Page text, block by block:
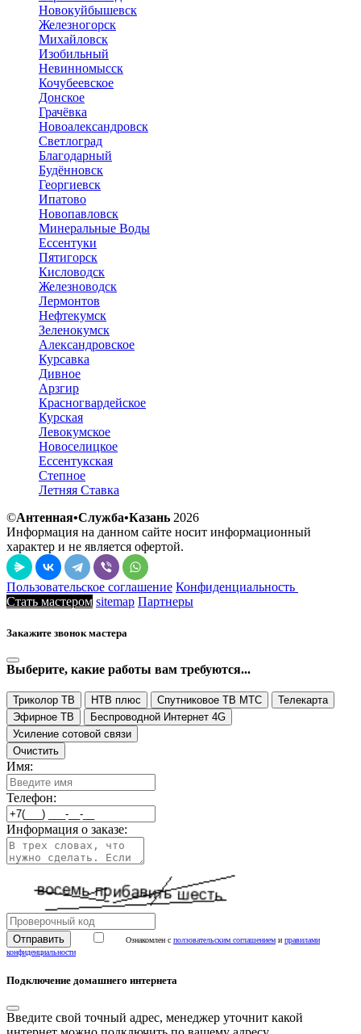
Новокуйбышевск
Железногорск
Михайловск
Изобильный
Невинномысск
Кочубеевское
Донское
Грачёвка
Новоалександровск
Светлоград
Благодарный
Будённовск
Георгиевск
Ипатово
Новопавловск
Минеральные Воды
Ессентуки
Пятигорск
Кисловодск
Железноводск
Лермонтов
Нефтекумск
Зеленокумск
Александровское
Курсавка
Дивное
Арзгир
Красногвардейское
Курская
Левокумское
Новоселицкое
Ессентукская
Степное
Летняя Ставка
©Антенная•Служба•Казань 2026
Информация на данном сайте носит информационный
характер и не является офертой.
Пользовательское соглашение Конфиденциальность
Стать мастером sitemap Партнеры
Закажите звонок мастера
Выберите, какие работы вам требуются...
Триколор ТВ НТВ плюс Спутниковое ТВ МТС
Телекарта
Эфирное ТВ
Беспроводной Интернет 4G
Усиление сотовой связи
Очистить
Имя:
Телефон:
Информация о заказе:
Ознакомлен с ползовательским соглашением и правилами
конфиденциальности
Подключение домашнего интернета
Введите свой точный адрес, менеджер уточнит какой